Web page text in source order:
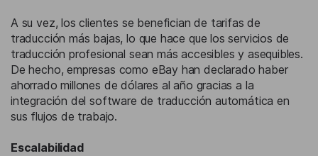
A su vez, los clientes se benefician de tarifas de
traducción más bajas, lo que hace que los servicios de
traducción profesional sean más accesibles y asequibles.
De hecho, empresas como eBay han declarado haber
ahorrado millones de dólares al año gracias a la
integración del software de traducción automática en
sus flujos de trabajo.
Escalabilidad